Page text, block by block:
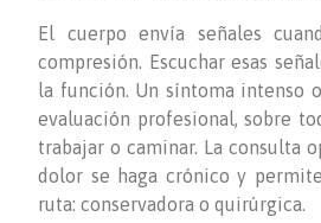
El cuerpo envía señales
compresión. Escuchar esas
la función. Un síntoma intenso
evaluación profesional, sobre
trabajar o caminar. La consulta
dolor se haga crónico y
ruta: conservadora o quirúrgica.